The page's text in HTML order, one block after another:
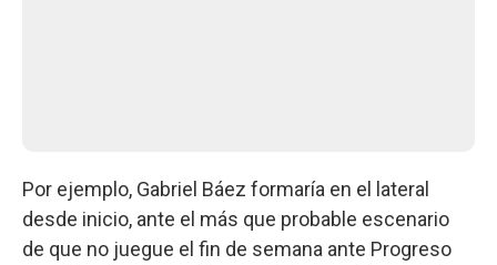
Por ejemplo, Gabriel Báez formaría en el lateral
desde inicio, ante el más que probable escenario
de que no juegue el fin de semana ante Progreso